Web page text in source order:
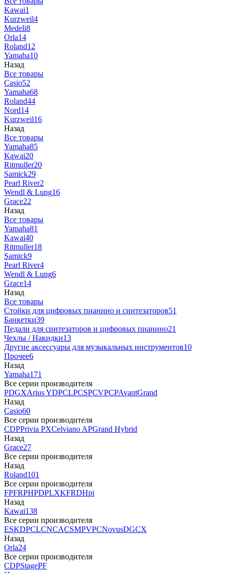
Kawai1
Kurzweil4
Medeli8
Orla14
Roland12
Yamaha10
Назад
Все товары
Casio52
Yamaha68
Roland44
Nord14
Kurzweil16
Назад
Все товары
Yamaha85
Kawai20
Ritmuller20
Samick29
Pearl River2
Wendl & Lung16
Grace22
Назад
Все товары
Yamaha81
Kawai40
Ritmuller18
Samick9
Pearl River4
Wendl & Lung6
Grace14
Назад
Все товары
Стойки для цифровых пианино и синтезаторов51
Банкетки39
Педали для синтезаторов и цифровых пианино21
Чехлы / Накидки13
Другие аксессуары для музыкальных инструментов10
Прочее6
Назад
Yamaha171
Все серии производителя
PDGXArius YDPCLPCSPCVPCPAvantGrand
Назад
Casio60
Все серии производителя
CDPPrivia PXCelviano APGrand Hybrid
Назад
Grace27
Все серии производителя
Назад
Roland101
Все серии производителя
FPFRPHPDPLXKFRDHpi
Назад
Kawai138
Все серии производителя
ESKDPCLCNCACSMPVPCNovusDGCX
Назад
Orla24
Все серии производителя
CDPStagePF